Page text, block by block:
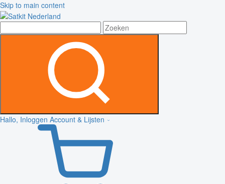
Skip to main content
Hallo, Inloggen Account & Lijsten